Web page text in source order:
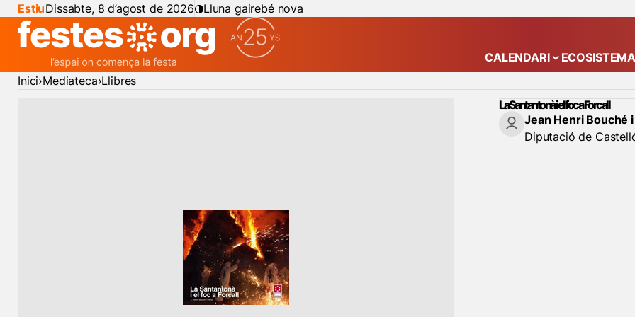
EstiuDissabte, 8 d’agost de 2026 Lluna gairebé nova
CALENDARI Mostra el
ECOSISTEMA
Inici Mediateca Llibres
La Santantonà i el foc a Forcall
Jean Henri Bouché
Diputació de